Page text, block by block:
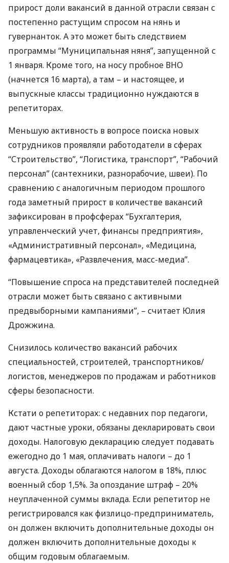
прирост доли вакансий в данной отрасли связан с
постепенно растущим спросом на нянь и
гувернанток. А это может быть следствием
программы “Муниципальная няня”, запущенной с
1 января. Кроме того, на носу пробное ВНО
(начнется 16 марта), а там – и настоящее, и
выпускные классы традиционно нуждаются в
репетиторах.
Меньшую активность в вопросе поиска новых
сотрудников проявляли работодатели в сферах
“Строительство”, “Логистика, транспорт”, “Рабочий
персонал” (сантехники, разнорабочие, швеи). По
сравнению с аналогичным периодом прошлого
года заметный прирост в количестве вакансий
зафиксирован в профсферах “Бухгалтерия,
управленческий учет, финансы предприятия»,
«Административный персонал», «Медицина,
фармацевтика», «Развлечения, масс-медиа”.
“Повышение спроса на представителей последней
отрасли может быть связано с активными
предвыборными кампаниями”, – считает Юлия
Дрожжина.
Снизилось количество вакансий рабочих
специальностей, строителей, транспортников/
логистов, менеджеров по продажам и работников
сферы безопасности.
Кстати о репетиторах: с недавних пор педагоги,
дают частные уроки, обязаны декларировать свои
доходы. Налоговую декларацию следует подавать
ежегодно до 1 мая, оплачивать налоги – до 1
августа. Доходы облагаются налогом в 18%, плюс
военный сбор 1,5%. За опоздание штраф – 20%
неуплаченной суммы вклада. Если репетитор не
регистрировался как физлицо-предприниматель,
он должен включить дополнительные доходы он
должен включить дополнительные доходы к
общим годовым облагаемым.